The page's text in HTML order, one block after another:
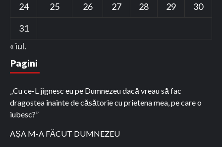
24
25 26 27 28 29
30
31
« iul.
Pagini
„Cu ce-L jignesc eu pe Dumnezeu dacă vreau să fac
dragostea înainte de căsătorie cu prietena mea, pe care o
iubesc?”
AȘA M-A FĂCUT DUMNEZEU